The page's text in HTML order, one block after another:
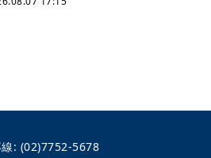
: (02)7752-5678